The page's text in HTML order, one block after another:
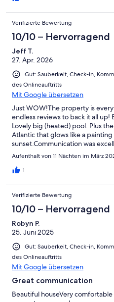
Verifizierte Bewertung
10/10 – Hervorragend
Jeff T.
27. Apr. 2026
Gut: Sauberkeit, Check-in,
des Onlineauftritts
Mit Google übersetzen
Just WOW!The property is
endless reviews to back it all up!
Lovely big (heated) pool. Plus
Atlantic that glows like a
sunset.Communication was
useful information available at
(with Sat Nav) is a must. The
roads. But it is worth it. A few
restaurant (Melton's Kitchen)
(an Amanhecer shop - 9370-702)
everything you need.All-in-all, a
race ... and one that we will be
for sure!
Aufenthalt von 11 Nächten im März
1
Verifizierte Bewertung
10/10 – Hervorragend
Robyn P.
25. Juni 2025
Gut: Sauberkeit, Check-in,
des Onlineauftritts
Mit Google übersetzen
Great communication
Beautiful houseVery